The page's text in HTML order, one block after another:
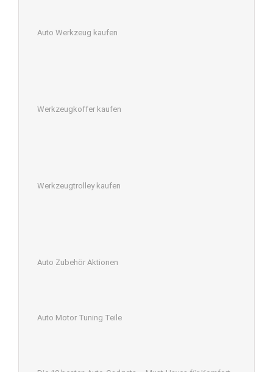
Auto Werkzeug kaufen
Werkzeugkoffer kaufen
Werkzeugtrolley kaufen
Auto Zubehör Aktionen
Auto Motor Tuning Teile